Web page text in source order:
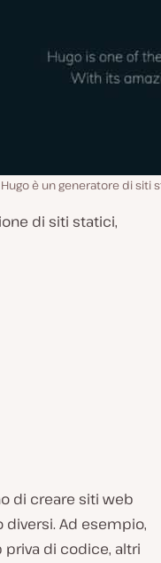
Hugo è un generatore di siti
di siti statici,
di creare siti web
Ad esempio,
priva di codice, altri